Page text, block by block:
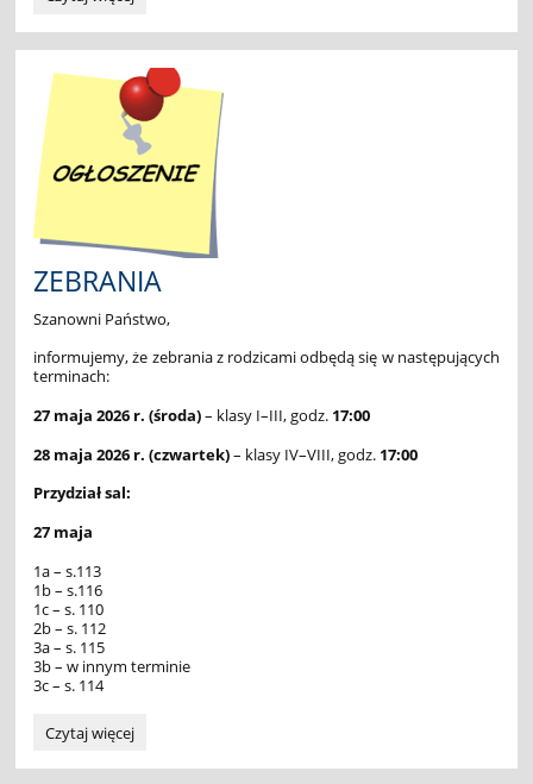
z
Angielskiego
"LEON"-
wyniki:
ZEBRANIA
Szanowni Państwo,
informujemy, że zebrania z rodzicami odbędą się w następujących
terminach:
27 maja 2026 r. (środa)– klasy I–III, godz. 17:00
28 maja 2026 r. (czwartek)– klasy IV–VIII, godz. 17:00
Przydział sal:
27 maja
1a – s.113
1b – s.116
1c – s. 110
2b – s. 112
3a – s. 115
3b – w innym terminie
3c – s. 114
ZEBRANIA:
Czytaj więcej